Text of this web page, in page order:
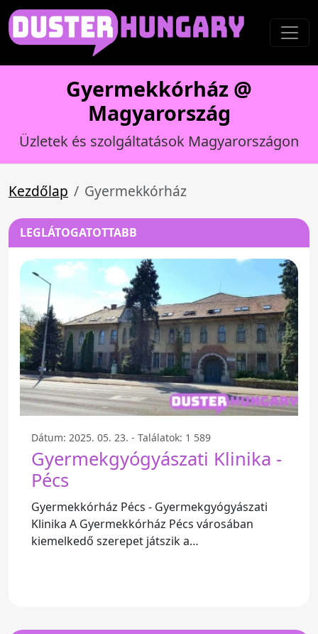
Gyermekkórház @
Magyarország
Üzletek és szolgáltatások Magyarországon
Kezdőlap Gyermekkórház
LEGLÁTOGATOTTABB
Dátum: 2025. 05. 23. - Találatok: 1 589
Gyermekgyógyászati Klinika -
Pécs
Gyermekkórház Pécs - Gyermekgyógyászati
Klinika A Gyermekkórház Pécs városában
kiemelkedő szerepet játszik a